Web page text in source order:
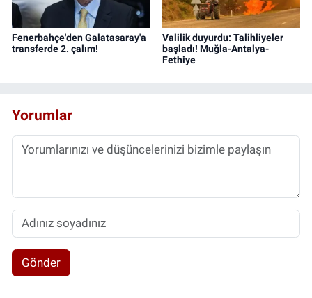
Fenerbahçe'den Galatasaray'a
transferde 2. çalım!
Valilik duyurdu: Talihliyeler
başladı! Muğla-Antalya-
Fethiye
Yorumlar
Gönder